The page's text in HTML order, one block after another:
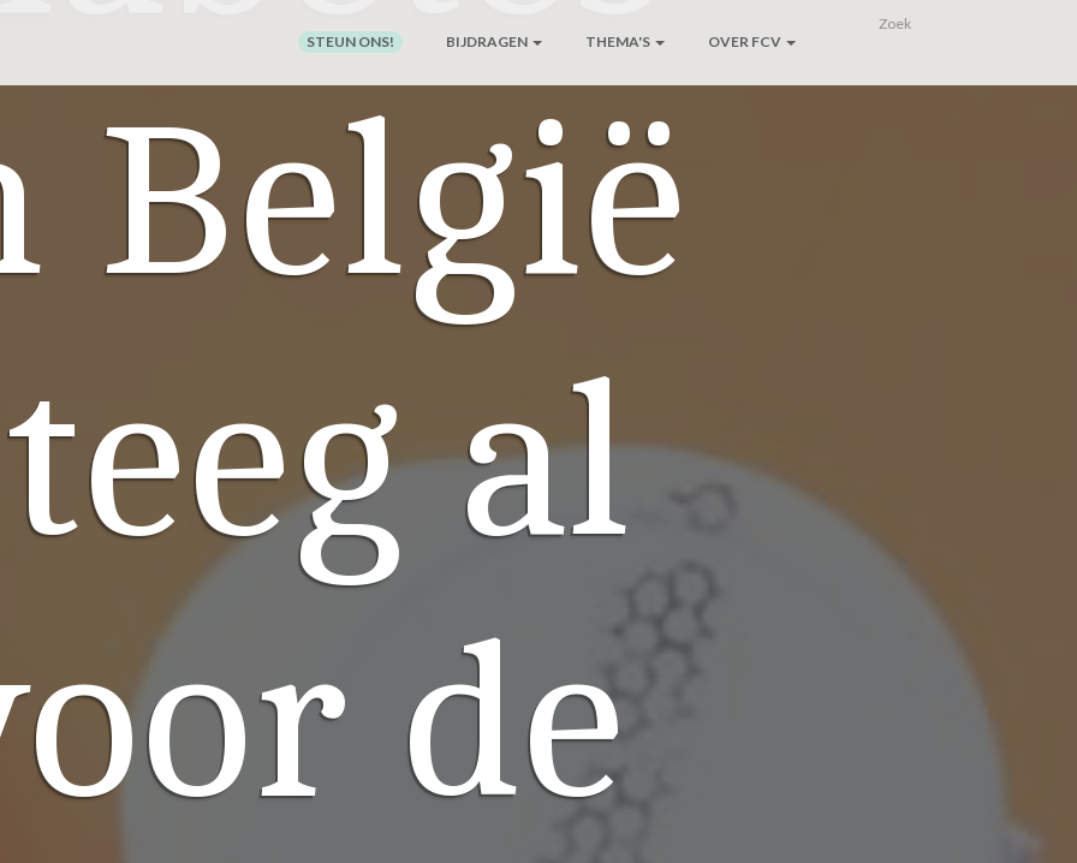
STEUN ONS! BIJDRAGEN THEMA'S OVER FCV
België
al
de